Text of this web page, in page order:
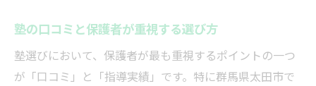
塾の口コミと保護者が重視する選び方
塾選びにおいて、保護者が最も重視するポイントの一つ
が「口コミ」と「指導実績」です。特に群馬県太田市で